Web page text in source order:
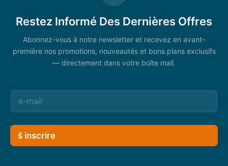
Restez Informé Des Dernières Offres
Abonnez-vous à notre newsletter et recevez en avant-
première nos promotions, nouveautés et bons plans exclusifs
— directement dans votre boîte mail.
š inscrire